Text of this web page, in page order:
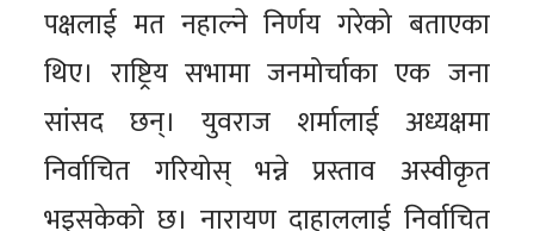
पक्षलाई मत नहाल्ने निर्णय गरेको बताएका
थिए। राष्ट्रिय सभामा जनमोर्चाका एक जना
सांसद छन्। युवराज शर्मालाई अध्यक्षमा
निर्वाचित गरियोस् भन्ने प्रस्ताव अस्वीकृत
भइसकेको छ। नारायण दाहाललाई निर्वाचित